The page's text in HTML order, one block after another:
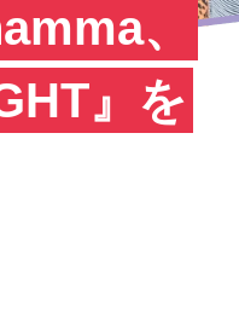
、
』を